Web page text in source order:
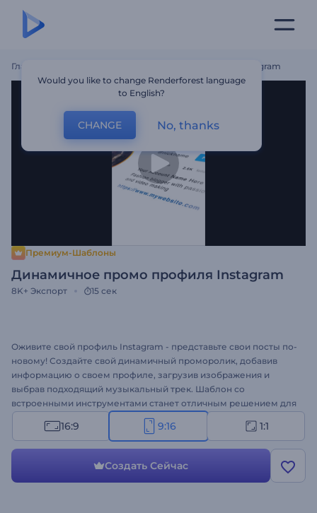
Главная Динамичное Промо Профиля Instagram
Премиум-Шаблоны
Динамичное промо профиля Instagram
8K+ Экспорт 15 сек
Оживите свой профиль Instagram - представьте свои посты по-
новому! Создайте свой динамичный проморолик, добавив
информацию о своем профиле, загрузив изображения и
выбрав подходящий музыкальный трек. Шаблон со
встроенными инструментами станет отличным решением для
инфлюенсеров в Instagram, бизнес-аккаунтов и многого
другого. Оформите свой проморолик сегодня!
16:9 9:16 1:1
Создать Сейчас
Would you like to change Renderforest language
to English?
CHANGE No, thanks